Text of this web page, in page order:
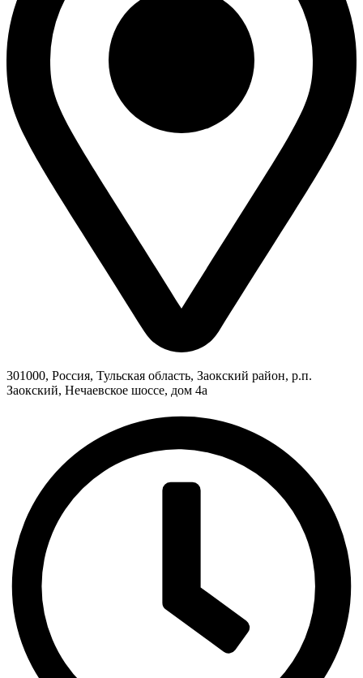
301000, Россия, Тульская область, Заокский район, р.п.
Заокский, Нечаевское шоссе, дом 4а